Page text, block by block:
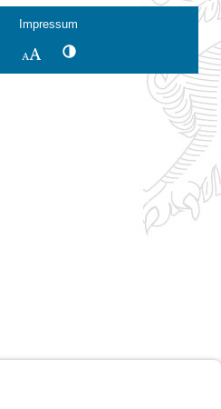
Impressum
SchriftgrößeKontrastwechsel